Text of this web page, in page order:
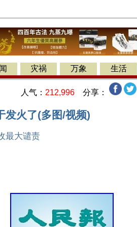
灾祸 万象 生活
人气： 212,996 分享：
发火了(多图/视频)
最大谴责